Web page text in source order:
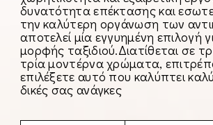
δυνατότητα επέκτασης και
την καλύτερη οργάνωση των
αποτελεί μία εγγυημένη επιλογή
μορφής ταξιδιού.Διατίθεται σε
τρία μοντέρνα χρώματα,
επιλέξετε αυτό που καλύπτει
δικές σας ανάγκες